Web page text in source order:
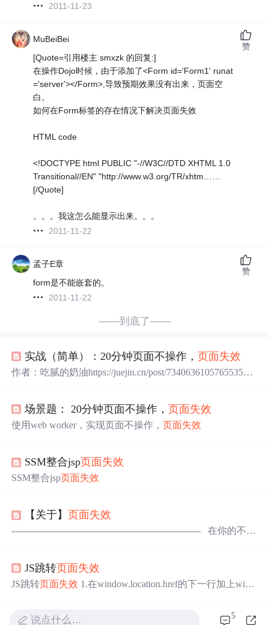
2011-11-23
MuBeiBei
[Quote=引用楼主 smxzk 的回复:]
在操作Dojo时候，由于添加了<Form id='Form1' runat
='server'></Form>,导致预期效果没有出来，页面空
白。
如何在Form标签的存在情况下解决页面失效
HTML code
<!DOCTYPE html PUBLIC "-//W3C//DTD XHTML 1.0
Transitional//EN" "http://www.w3.org/TR/xhtm……
[/Quote]
。。。我这怎么能显示出来。。。
2011-11-22
赞
孟子E章
form是不能嵌套的。
2011-11-22
赞
——到底了——
实战（简单）：20分钟页面不操作，页面失效
作者：吃腻的奶油https://juejin.cn/post/734063610576553579
在编辑，B 点击编辑会提示正在编辑。A 在编辑期间，每
分钟会向后端发送续租（即正在编辑）的请求，后端收到
场景题： 20分钟页面不操作，页面失效
使用web worker，实现页面不操作，页面失效
SSM整合jsp页面失效
SSM整合jsp页面失效
【关于】页面失效
--------------------------------------------------------------- 在你的不想
-------------------------
JS跳转页面失效
JS跳转页面失效 1.在window.location.href的下一行加上wind
说点什么… 5